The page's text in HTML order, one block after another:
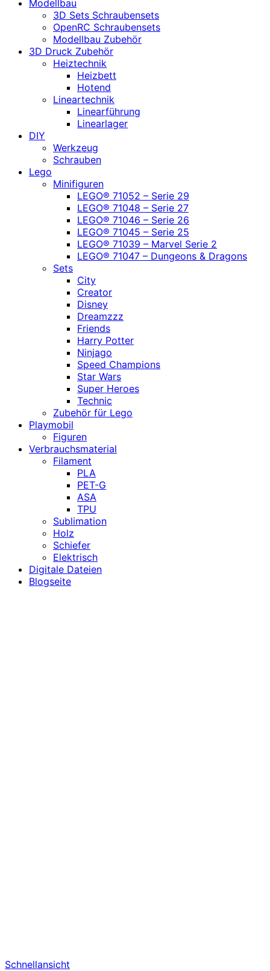
Modellbau
3D Sets Schraubensets
OpenRC Schraubensets
Modellbau Zubehör
3D Druck Zubehör
Heiztechnik
Heizbett
Hotend
Lineartechnik
Linearführung
Linearlager
DIY
Werkzeug
Schrauben
Lego
Minifiguren
LEGO® 71052 – Serie 29
LEGO® 71048 – Serie 27
LEGO® 71046 – Serie 26
LEGO® 71045 – Serie 25
LEGO® 71039 – Marvel Serie 2
LEGO® 71047 – Dungeons & Dragons
Sets
City
Creator
Disney
Dreamzzz
Friends
Harry Potter
Ninjago
Speed Champions
Star Wars
Super Heroes
Technic
Zubehör für Lego
Playmobil
Figuren
Verbrauchsmaterial
Filament
PLA
PET-G
ASA
TPU
Sublimation
Holz
Schiefer
Elektrisch
Digitale Dateien
Blogseite
Schnellansicht